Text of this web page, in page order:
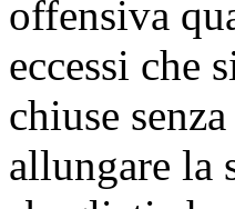
offensiva
eccessi che
chiuse
allungare la